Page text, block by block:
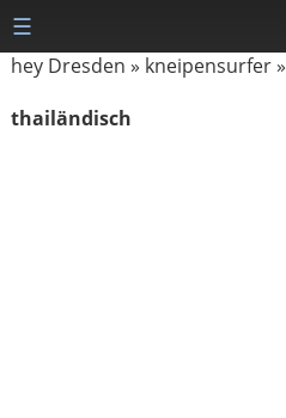
☰
hey Dresden » kneipensurfer»
thailändisch